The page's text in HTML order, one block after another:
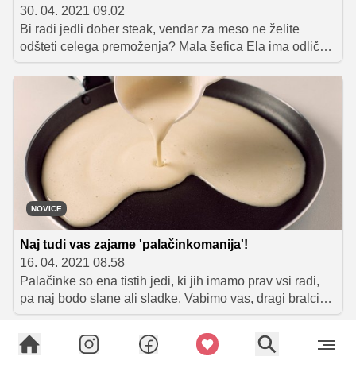
30. 04. 2021 09.02
Bi radi jedli dober steak, vendar za meso ne želite
odšteti celega premoženja? Mala šefica Ela ima odlično
rešitev, saj lahko po njenem receptu okusen in sočen
steak pripravimo tudi iz cenejšega kosa govedine, ki ga
s pomočjo marinade, popražene zelenjave in polivke
spremenimo v pravo poslastico. Zavihajte rokave in
preizkusite Elin recept, s fotografijo pripravljene jedi pa
nato sodelujte v nagradni igri, v kateri lahko osvojite
super nagrado – kuharski predpasnik oddaje Mali šef
Slovenije.
NOVICE
Naj tudi vas zajame 'palačinkomanija'!
16. 04. 2021 08.58
Palačinke so ena tistih jedi, ki jih imamo prav vsi radi,
pa naj bodo slane ali sladke. Vabimo vas, dragi bralci
portala Okusno.je, da nam pokažete, kakšne so vaše
najljubše palačinke. Pri tem naj vam bo v pomoč najbolj
priljubljen recept našega kuharskega portala, vse ostalo